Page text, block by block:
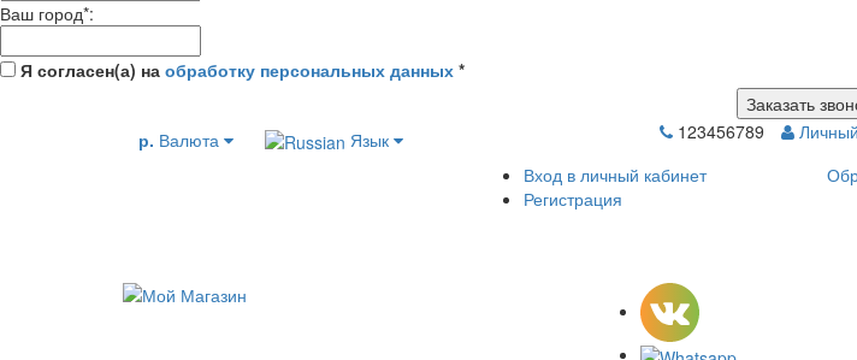
Ваш город*:
Я согласен(а) на обработку персональных данных *
Заказать
р. Валюта Язык 123456789
Вход в личный кабинет
Регистрация